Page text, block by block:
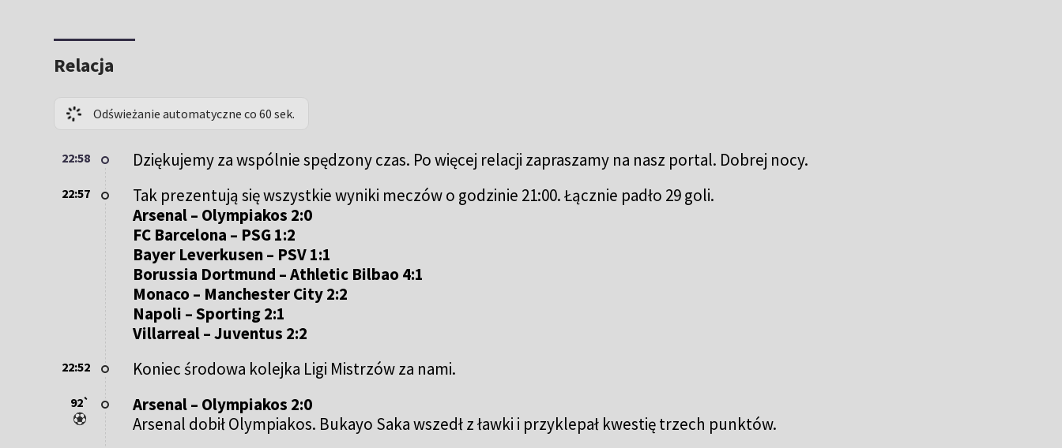
Relacja
Odświeżanie automatyczne co 60 sek.
22:58 Dziękujemy za wspólnie spędzony czas. Po więcej relacji zapraszamy na nasz portal. Dobrej nocy.
22:57
Tak prezentują się wszystkie wyniki meczów o godzinie 21:00. Łącznie padło 29 goli.
Arsenal – Olympiakos 2:0
FC Barcelona – PSG 1:2
Bayer Leverkusen – PSV 1:1
Borussia Dortmund – Athletic Bilbao 4:1
Monaco – Manchester City 2:2
Napoli – Sporting 2:1
Villarreal – Juventus 2:2
22:52 Koniec środowa kolejka Ligi Mistrzów za nami.
92`
Arsenal – Olympiakos 2:0
Arsenal dobił Olympiakos. Bukayo Saka wszedł z ławki i przyklepał kwestię trzech punktów.